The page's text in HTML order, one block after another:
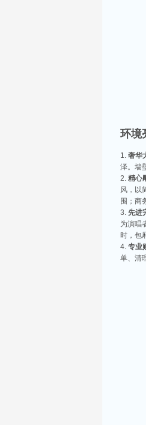
昆山ktv
昆山天外
响，给你
昆山ktv
昆山，一
让我们一
昆山位于
KTV排名
昆山ktv
在昆山这
朋友小聚
昆山哪
昆山，这
为了众多
昆山ktv
昆山，这
山的商务
环境
奢华
泽。墙
精心
风，以
围；商
先进
为演唱
时，包
专业
单、清